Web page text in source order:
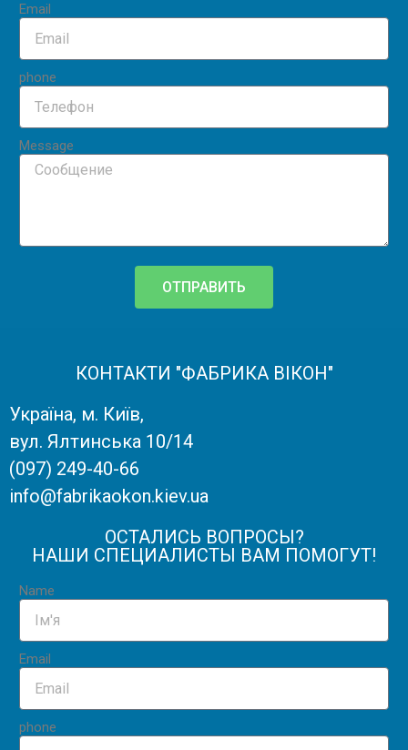
Email
phone
Message
ОТПРАВИТЬ
КОНТАКТИ "ФАБРИКА ВІКОН"
Україна, м. Київ,
вул. Ялтинська 10/14
(097) 249-40-66
info@fabrikaokon.kiev.ua
ОСТАЛИСЬ ВОПРОСЫ?
НАШИ СПЕЦИАЛИСТЫ ВАМ ПОМОГУТ!
Name
Email
phone